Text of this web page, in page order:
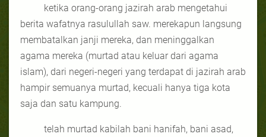
ketika orang-orang jazirah arab mengetahui
berita wafatnya rasulullah saw. merekapun langsung
membatalkan janji mereka, dan meninggalkan
agama mereka (murtad atau keluar dari agama
islam), dari negeri-negeri yang terdapat di jazirah arab
hampir semuanya murtad, kecuali hanya tiga kota
saja dan satu kampung.
telah murtad kabilah bani hanifah, bani asad,